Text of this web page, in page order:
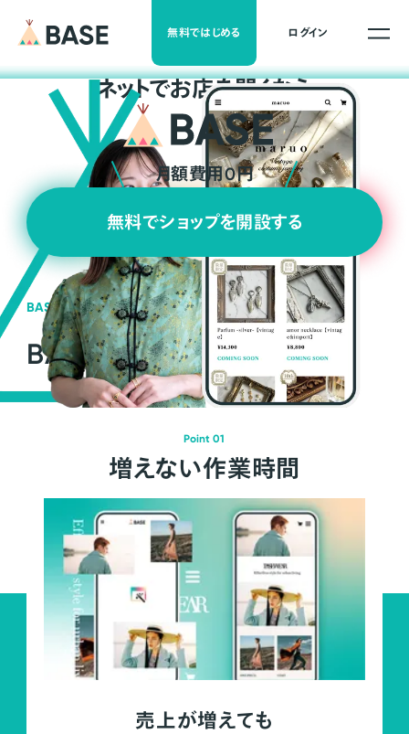
無料ではじめる ログイン
ネットでお店を開くなら
月額費用0円
無料でショップを開設する
BASEの強み
BASEが強い3つの理由
Point 01
増えない作業時間
売上が増えても